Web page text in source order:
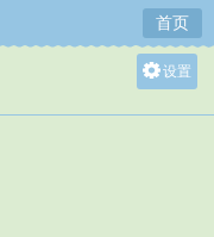
首页
设置